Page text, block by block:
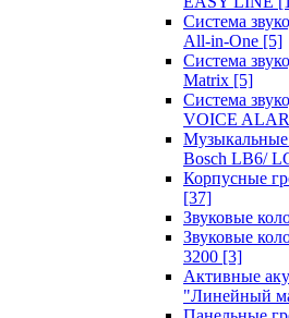
Система
All-in-One [5]
Система
Matrix [5]
Система
VOICE
Музыкальные
Bosch LB6/
Корпусные
[37]
Звуковые
Звуковые
3200 [3]
Активные
"Линейный